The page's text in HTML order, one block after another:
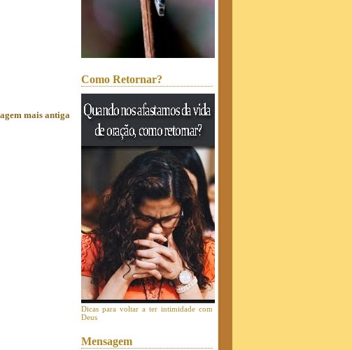
mais antiga
Como Retornar?
Dicas para voltar a ter intimidade com
Deus
Mensagem